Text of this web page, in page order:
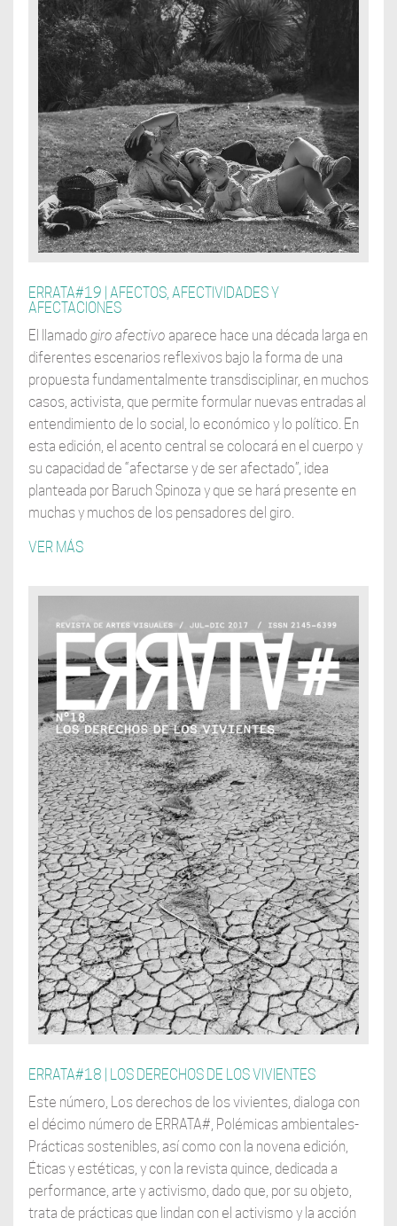
ERRATA#19 | AFECTOS, AFECTIVIDADES Y
AFECTACIONES
El llamado giro afectivo aparece hace una década larga en
diferentes escenarios reflexivos bajo la forma de una
propuesta fundamentalmente transdisciplinar, en muchos
casos, activista, que permite formular nuevas entradas al
entendimiento de lo social, lo económico y lo político. En
esta edición, el acento central se colocará en el cuerpo y
su capacidad de “afectarse y de ser afectado”, idea
planteada por Baruch Spinoza y que se hará presente en
muchas y muchos de los pensadores del giro.
VER MÁS
ERRATA#18 | LOS DERECHOS DE LOS VIVIENTES
Este número, Los derechos de los vivientes, dialoga con
el décimo número de ERRATA#, Polémicas ambientales-
Prácticas sostenibles, así como con la novena edición,
Éticas y estéticas, y con la revista quince, dedicada a
performance, arte y activismo, dado que, por su objeto,
trata de prácticas que lindan con el activismo y la acción